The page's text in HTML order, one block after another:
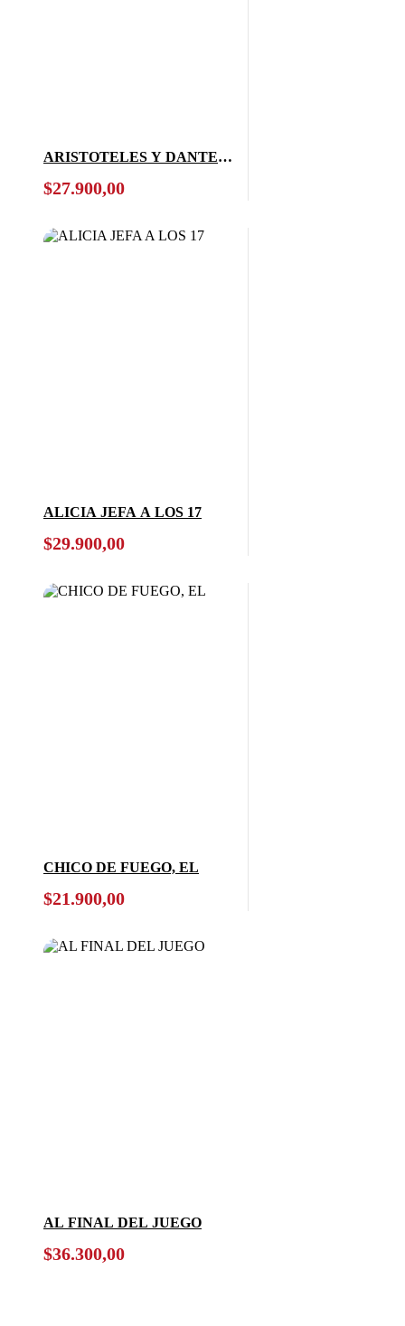
ARISTOTELES Y DANTE
DESCUBREN LOS
SECRETOS BOOKET
$27.900,00
ALICIA JEFA A LOS 17
$29.900,00
CHICO DE FUEGO, EL
$21.900,00
AL FINAL DEL JUEGO
$36.300,00